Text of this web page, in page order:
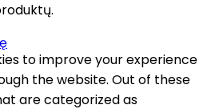
to improve your experience
the website. Out of these
are categorized as